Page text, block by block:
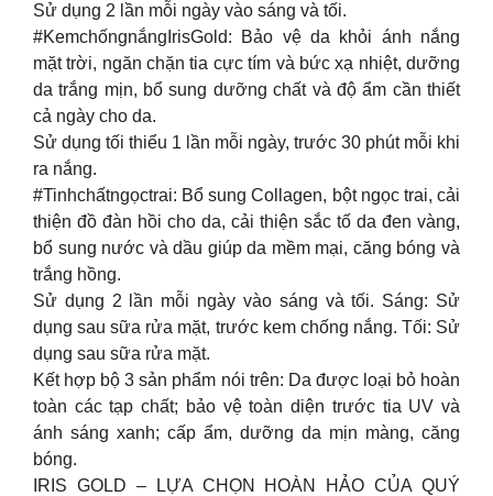
Sử dụng 2 lần mỗi ngày vào sáng và tối.
#KemchốngnắngIrisGold: Bảo vệ da khỏi ánh nắng
mặt trời, ngăn chặn tia cực tím và bức xạ nhiệt, dưỡng
da trắng mịn, bổ sung dưỡng chất và độ ẩm cần thiết
cả ngày cho da.
Sử dụng tối thiểu 1 lần mỗi ngày, trước 30 phút mỗi khi
ra nắng.
#Tinhchấtngọctrai: Bổ sung Collagen, bột ngọc trai, cải
thiện đồ đàn hồi cho da, cải thiện sắc tố da đen vàng,
bổ sung nước và dầu giúp da mềm mại, căng bóng và
trắng hồng.
Sử dụng 2 lần mỗi ngày vào sáng và tối. Sáng: Sử
dụng sau sữa rửa mặt, trước kem chống nắng. Tối: Sử
dụng sau sữa rửa mặt.
Kết hợp bộ 3 sản phẩm nói trên: Da được loại bỏ hoàn
toàn các tạp chất; bảo vệ toàn diện trước tia UV và
ánh sáng xanh; cấp ẩm, dưỡng da mịn màng, căng
bóng.
IRIS GOLD – LỰA CHỌN HOÀN HẢO CỦA QUÝ